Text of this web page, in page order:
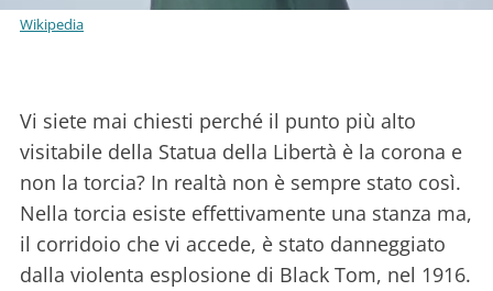
Wikipedia
Vi siete mai chiesti perché il punto più alto
visitabile della Statua della Libertà è la corona e
non la torcia? In realtà non è sempre stato così.
Nella torcia esiste effettivamente una stanza ma,
il corridoio che vi accede, è stato danneggiato
dalla violenta esplosione di Black Tom, nel 1916.